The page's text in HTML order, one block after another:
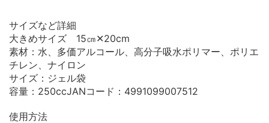
サイズなど詳細
大きめサイズ 15㎝✕20cm
素材：水、多価アルコール、高分子吸水ポリマー、ポリエ
チレン、ナイロン
サイズ：ジェル袋
容量：250ccJANコード：4991099007512
使用方法